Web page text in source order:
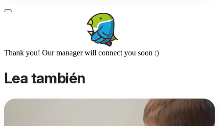
Thank you! Our manager will connect you soon :)
Lea también